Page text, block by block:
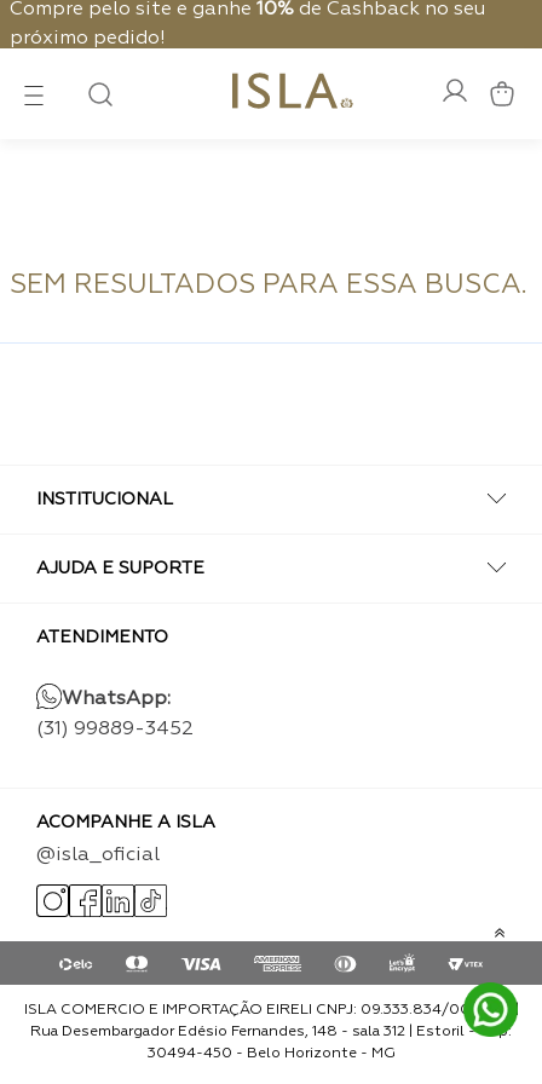
Compre pelo site e ganhe 10% de Cashback no seu
próximo pedido!
SEM RESULTADOS PARA ESSA BUSCA.
INSTITUCIONAL
AJUDA E SUPORTE
ATENDIMENTO
WhatsApp:
(31) 99889-3452
ACOMPANHE A ISLA
@isla_oficial
ISLA COMERCIO E IMPORTAÇÃO EIRELI CNPJ: 09.333.834/0001-93 |
Rua Desembargador Edésio Fernandes, 148 - sala 312 | Estoril - Cep:
30494-450 - Belo Horizonte - MG